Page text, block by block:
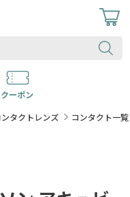
クーポン
タクトレンズ コンタクト一覧